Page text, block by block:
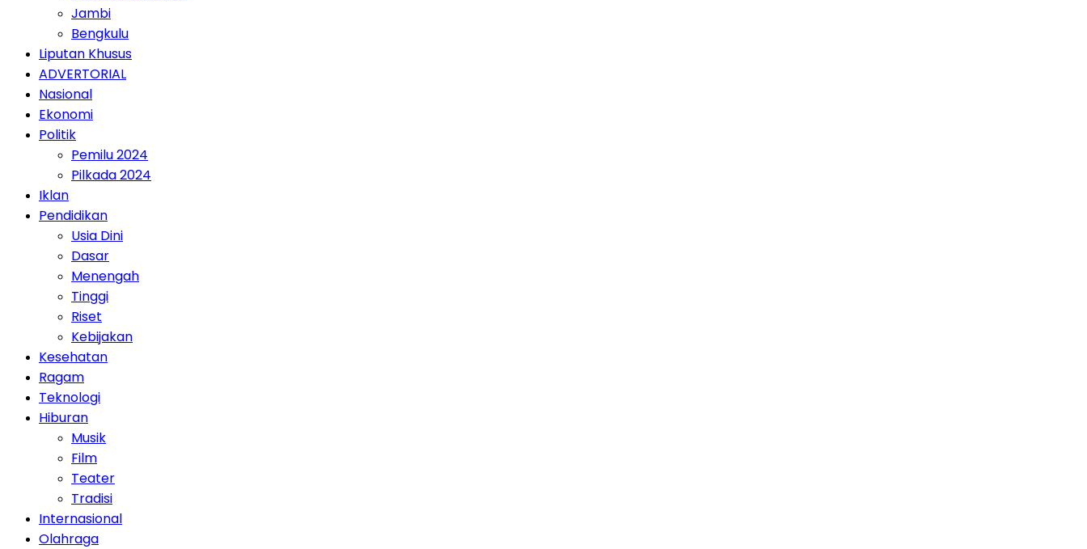
Jambi
Bengkulu
Liputan Khusus
ADVERTORIAL
Nasional
Ekonomi
Politik
Pemilu 2024
Pilkada 2024
Iklan
Pendidikan
Usia Dini
Dasar
Menengah
Tinggi
Riset
Kebijakan
Kesehatan
Ragam
Teknologi
Hiburan
Musik
Film
Teater
Tradisi
Internasional
Olahraga